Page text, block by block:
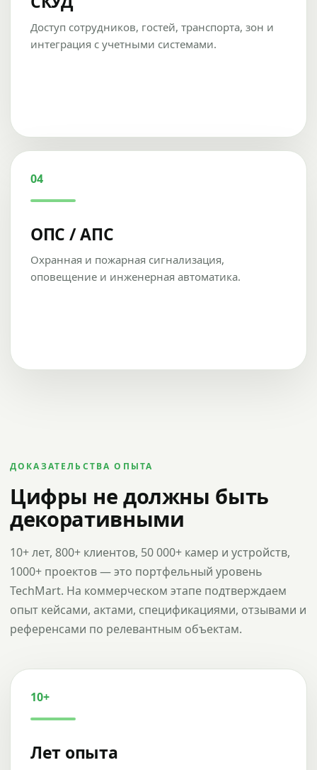
Доступ сотрудников, гостей, транспорта, зон и
интеграция с учетными системами.
04
ОПС / АПС
Охранная и пожарная сигнализация,
оповещение и инженерная автоматика.
ДОКАЗАТЕЛЬСТВА ОПЫТА
Цифры не должны быть
декоративными
10+ лет, 800+ клиентов, 50 000+ камер и устройств,
1000+ проектов — это портфельный уровень
TechMart. На коммерческом этапе подтверждаем
опыт кейсами, актами, спецификациями, отзывами и
референсами по релевантным объектам.
10+
Лет опыта